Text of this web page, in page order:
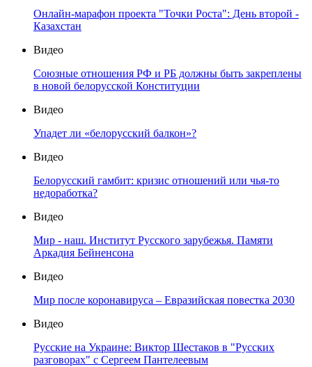
Онлайн-марафон проекта "Точки Роста": День второй -
Казахстан
Видео
Союзные отношения РФ и РБ должны быть закреплены
в новой белорусской Конституции
Видео
Упадет ли «белорусский балкон»?
Видео
Белорусский гамбит: кризис отношений или чья-то
недоработка?
Видео
Мир - наш. Институт Русского зарубежья. Памяти
Аркадия Бейненсона
Видео
Мир после коронавируса – Евразийская повестка 2030
Видео
Русские на Украине: Виктор Шестаков в "Русских
разговорах" с Сергеем Пантелеевым